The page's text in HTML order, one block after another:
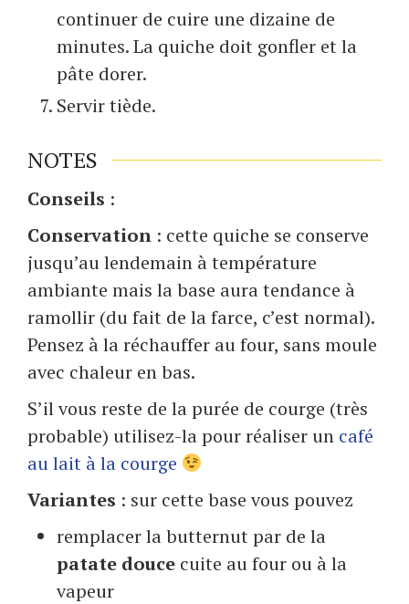
continuer de cuire une dizaine de
minutes. La quiche doit gonfler et la
pâte dorer.
Servir tiède.
NOTES
Conseils :
Conservation : cette quiche se conserve
jusqu’au lendemain à température
ambiante mais la base aura tendance à
ramollir (du fait de la farce, c’est normal).
Pensez à la réchauffer au four, sans moule
avec chaleur en bas.
S’il vous reste de la purée de courge (très
probable) utilisez-la pour réaliser un café
au lait à la courge
Variantes : sur cette base vous pouvez
remplacer la butternut par de la
patate douce cuite au four ou à la
vapeur